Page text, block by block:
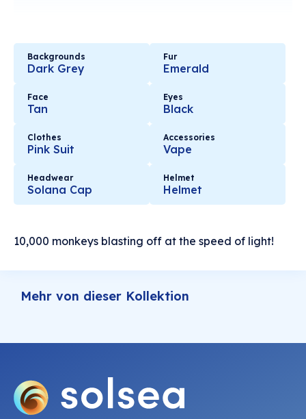
Backgrounds
Dark Grey
Fur
Emerald
Face
Tan
Eyes
Black
Clothes
Pink Suit
Accessories
Vape
Headwear
Solana Cap
Helmet
Helmet
10,000 monkeys blasting off at the speed of light!
Mehr von dieser Kollektion